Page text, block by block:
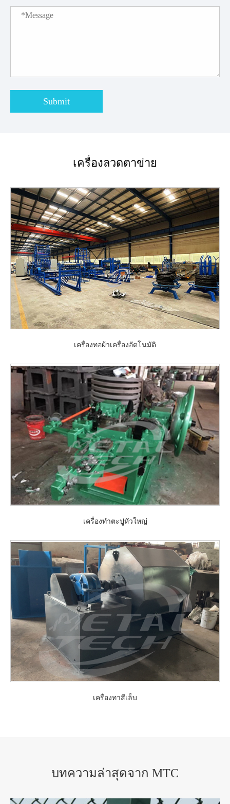
Submit
เครื่องลวดตาข่าย
เครื่องทอผ้าเครื่องอัตโนมัติ
เครื่องทำตะปูหัวใหญ่
เครื่องทาสีเล็บ
บทความล่าสุดจาก MTC